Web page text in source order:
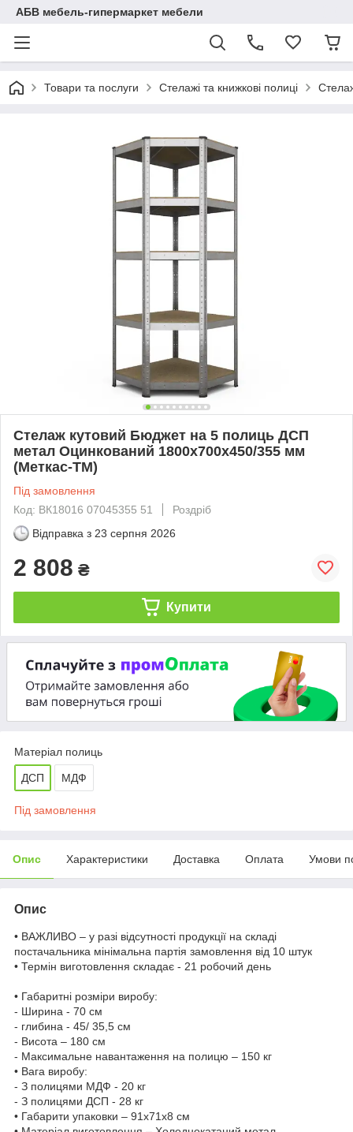
АБВ мебель-гипермаркет мебели
Товари та послуги Стелажі та книжкові полиці
Стелаж кутовий Бюджет на 5 полиць ДСП
метал Оцинкований 1800х700х450/355 мм
(Меткас-ТМ)
Під замовлення
Код: ВК18016 07045355 51
Роздріб
Відправка з 23 серпня 2026
2 808 ₴
Купити
Матеріал полиць
ДСП МДФ
Під замовлення
Опис Характеристики Доставка Оплата Умови
Опис
• ВАЖЛИВО – у разі відсутності продукції на складі
постачальника мінімальна партія замовлення від 10 штук
• Термін виготовлення складає - 21 робочий день
• Габаритні розміри виробу:
- Ширина - 70 см
- глибина - 45/ 35,5 см
- Висота – 180 см
- Максимальне навантаження на полицю – 150 кг
• Вага виробу:
- З полицями МДФ - 20 кг
- З полицями ДСП - 28 кг
• Габарити упаковки – 91х71х8 см